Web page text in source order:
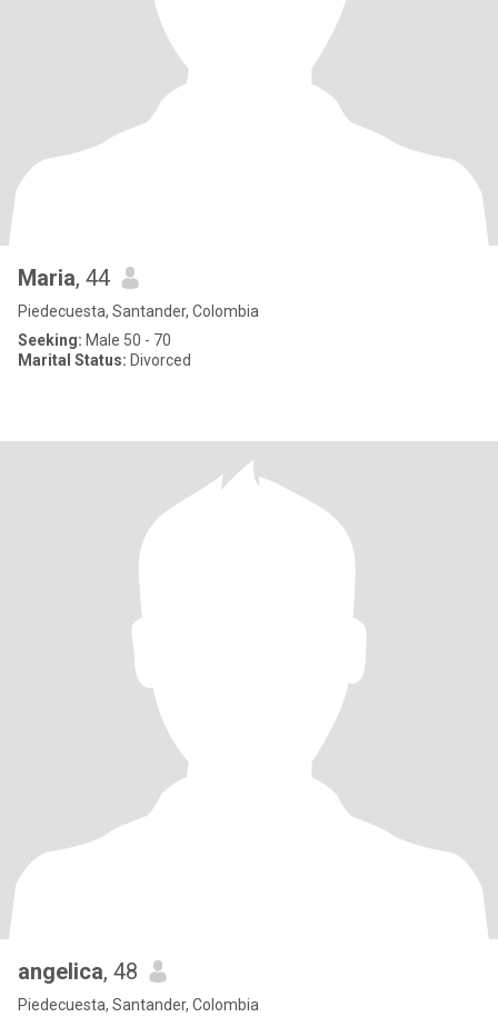
Maria, 44
Piedecuesta, Santander, Colombia
Seeking: Male 50 - 70
Marital Status: Divorced
angelica, 48
Piedecuesta, Santander, Colombia